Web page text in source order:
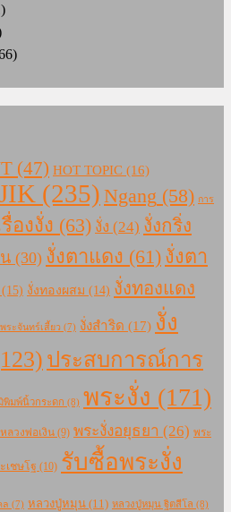
(47) HOT TOPIC (16)
(235) Ngang (58) การ
องงั่ง (63) งั่ง (24) งั่งกริ่ง
(30) งั่งตาแดง (61) งั่งตา
(15) งั่งทองผสม (14) งั่งทองแดง
พระจันทร์เสี้ยว (7) งั่งสำริด (17) งั่ง
ประสบการณ์การ
มพ์นิ้วกระดก (8) พระงั่ง (171)
ลวงพ่อเงิน (9) พระงั่งอยุธยา (26) พระ
เชษโฐ (10) รับซื้อพระงั่ง
ล (7) หลวงปู่หมุน (11) หลวงปู่หมุน ฐิตสีโล (8)